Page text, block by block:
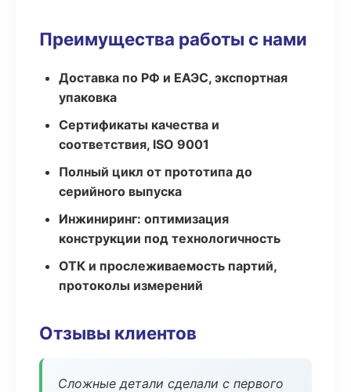
Преимущества работы с нами
Доставка по РФ и ЕАЭС, экспортная
упаковка
Сертификаты качества и
соответствия, ISO 9001
Полный цикл от прототипа до
серийного выпуска
Инжиниринг: оптимизация
конструкции под технологичность
ОТК и прослеживаемость партий,
протоколы измерений
Отзывы клиентов
Сложные детали сделали с первого